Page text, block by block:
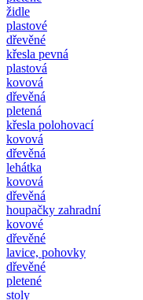
židle
plastové
dřevěné
křesla pevná
plastová
kovová
dřevěná
pletená
křesla polohovací
kovová
dřevěná
lehátka
kovová
dřevěná
houpačky zahradní
kovové
dřevěné
lavice, pohovky
dřevěné
pletené
stoly